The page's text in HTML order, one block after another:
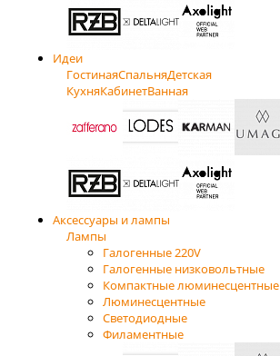
Идеи
ГостинаяСпальняДетская
КухняКабинетВанная
Аксессуары и лампы
Лампы
Галогенные 220V
Галогенные низковольтные
Компактные люминесцентные
Люминесцентные
Светодиодные
Филаментные